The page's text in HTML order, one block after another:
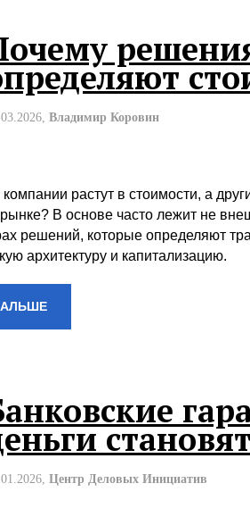
Владимир Коровин
растут в стоимости, а
В основе часто лежит не
решений, которые определяют
архитектуру и капитализацию.
Центр Деловых Инициатив